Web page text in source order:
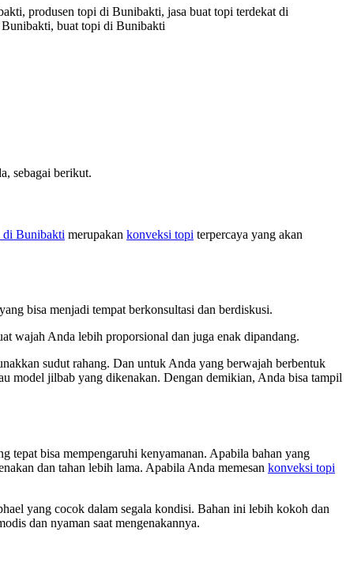
produsen topi di Bunibakti, jasa buat topi terdekat di
buat topi di Bunibakti
sebagai berikut.
di Bunibakti merupakan konveksi topi terpercaya yang akan
yang bisa menjadi tempat berkonsultasi dan berdiskusi.
wajah Anda lebih proporsional dan juga enak dipandang.
sudut rahang. Dan untuk Anda yang berwajah berbentuk
model jilbab yang dikenakan. Dengan demikian, Anda bisa tampil
tepat bisa mempengaruhi kenyamanan. Apabila bahan yang
dan tahan lebih lama. Apabila Anda memesan konveksi topi
yang cocok dalam segala kondisi. Bahan ini lebih kokoh dan
dan nyaman saat mengenakannya.